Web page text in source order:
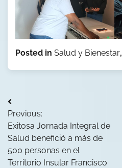
Posted in Salud y Bienestar,
Navegación
de
entradas
Previous:
Exitosa Jornada Integral de
Salud benefició a más de
500 personas en el
Territorio Insular Francisco